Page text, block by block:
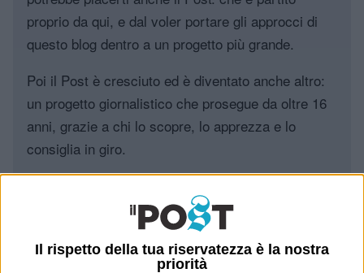
Il rispetto della tua riservatezza è la nostra
priorità
proprio da qui, e dal voler portare gli approcci di
questo blog dentro a un progetto più grande.
Poi il Post è cresciuto ed è diventato anche altro:
un progetto giornalistico che prosegue da oltre 16
anni, grazie a chi lo scopre, lo apprezza e lo
consiglia in giro.
Luca Sofri Wittgenstein